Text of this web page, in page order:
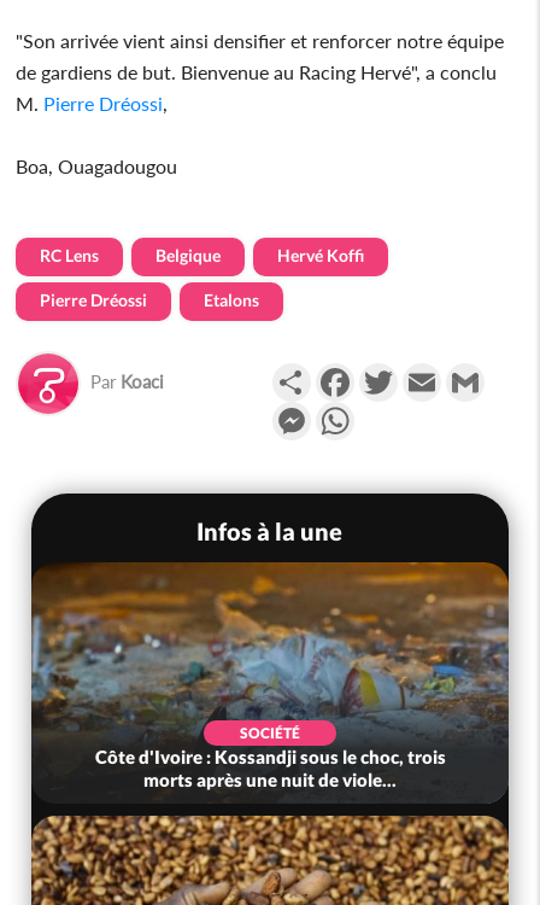
"Son arrivée vient ainsi densifier et renforcer notre équipe
de gardiens de but. Bienvenue au Racing Hervé", a conclu
M. Pierre Dréossi,
Boa, Ouagadougou
RC Lens Belgique Hervé Koffi
Pierre Dréossi Etalons
Par Koaci PartagerFacebookTwitterEmail
Messenger
Infos à la une
SOCIÉTÉ
Côte d'Ivoire : Kossandji sous le choc, trois
morts après une nuit de viole...